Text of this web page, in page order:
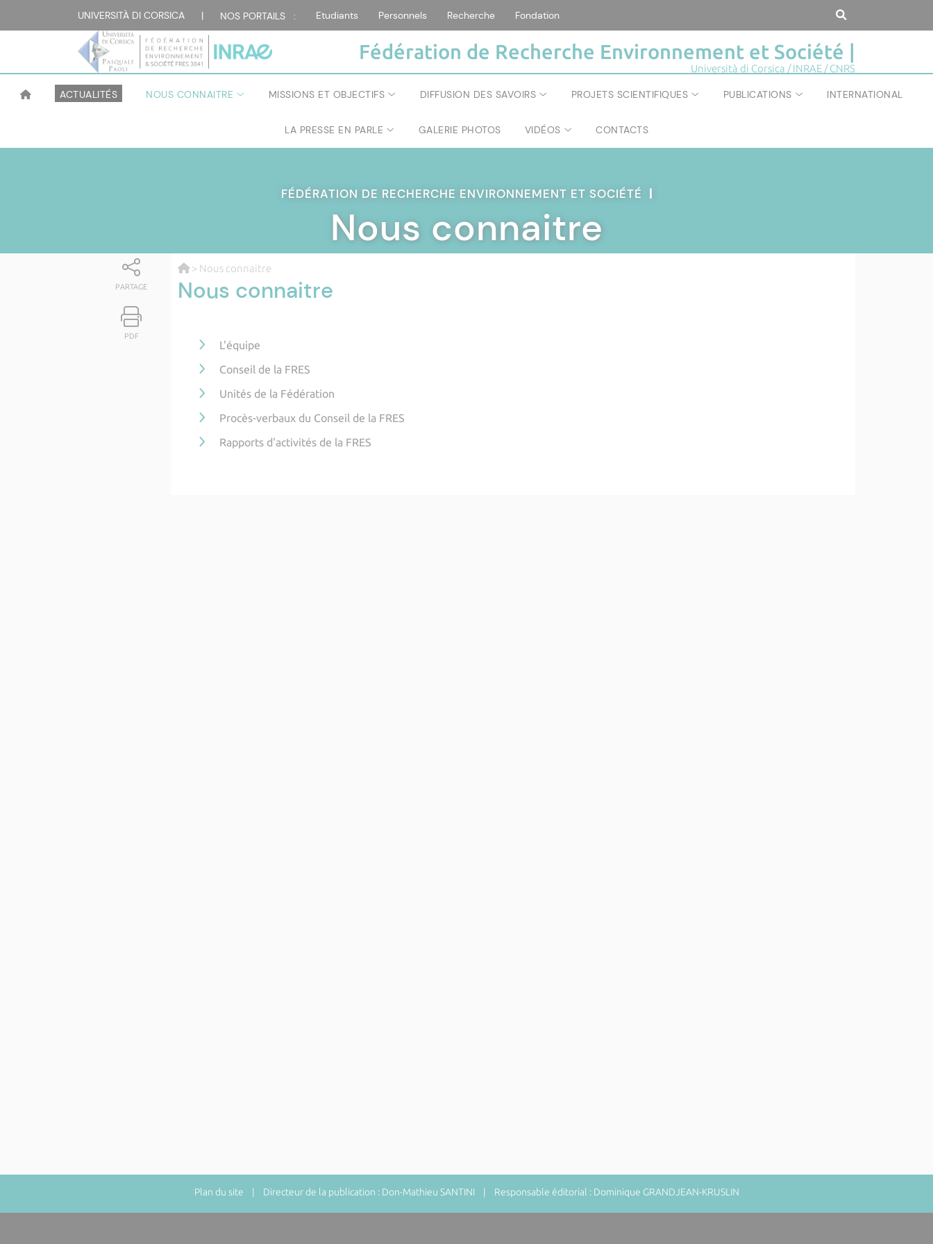
UNIVERSITÀ DI CORSICA | NOS PORTAILS : Etudiants Personnels Recherche Fondation
Fédération de Recherche Environnement et Société |
Università di Corsica / INRAE / CNRS
ACTUALITÉS NOUS CONNAITRE MISSIONS ET OBJECTIFS DIFFUSION DES SAVOIRS PROJETS SCIENTIFIQUES PUBLICATIONS INTERNATIONAL
LA PRESSE EN PARLE GALERIE PHOTOS VIDÉOS CONTACTS
FÉDÉRATION DE RECHERCHE ENVIRONNEMENT ET SOCIÉTÉ |
Nous connaitre
PARTAGE
PDF
> Nous connaitre
Nous connaitre
L'équipe
Conseil de la FRES
Unités de la Fédération
Procès-verbaux du Conseil de la FRES
Rapports d'activités de la FRES
Plan du site | Directeur de la publication : Don-Mathieu SANTINI | Responsable éditorial : Dominique GRANDJEAN-KRUSLIN